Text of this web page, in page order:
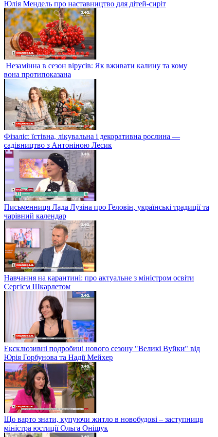
Юлія Мендель про наставництво для дітей-сиріт
Незамінна в сезон вірусів: Як вживати калину та кому
вона протипоказана
Фізаліс: їстівна, лікувальна і декоративна рослина —
садівництво з Антоніною Лесик
Письменниця Лада Лузіна про Геловін, українські традиції та
чарівний календар
Навчання на карантині: про актуальне з міністром освіти
Сергієм Шкарлетом
Ексклюзивні подробиці нового сезону "Великі Вуйки" від
Юрія Горбунова та Надії Мейхер
Що варто знати, купуючи житло в новобудові – заступниця
міністра юстиції Ольга Оніщук